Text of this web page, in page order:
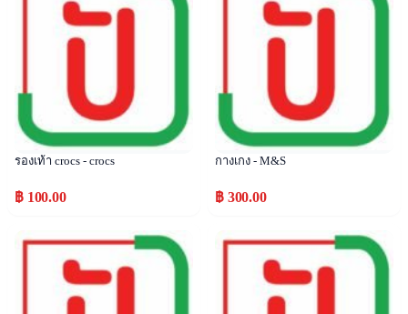
รองเท้า crocs - crocs
฿ 100.00
กางเกง - M&S
฿ 300.00
Popular Popular